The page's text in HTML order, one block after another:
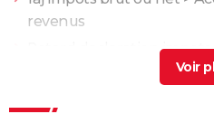
revenus
Retard declaration impots
Date limite impot foncier